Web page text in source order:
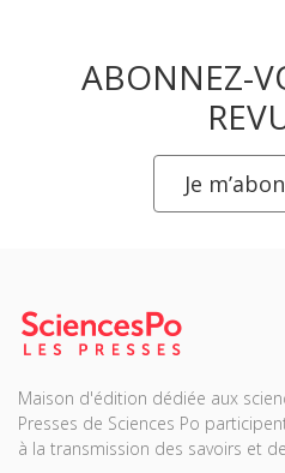
ABONNEZ-
Je
Maison d'édition dédiée aux
Presses de Sciences Po
à la transmission des savoirs et